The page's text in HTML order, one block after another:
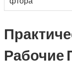
Рабочие